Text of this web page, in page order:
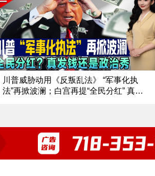
绿卡 芝加哥居民被罚$130《中文正点》
25.10.15
川普威胁动用《反叛乱法》 “军事化执
法”再掀波澜；白宫再提“全民分红” 真发